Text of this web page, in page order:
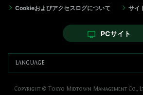
Cookieおよびアクセスログについて
サイ
PCサイト
Copyright © Tokyo Midtown Management Co.,